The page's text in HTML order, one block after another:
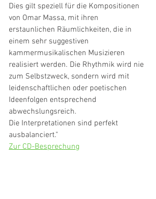
Dies gilt speziell für die Kompositionen
von Omar Massa, mit ihren
erstaunlichen Räumlichkeiten, die in
einem sehr suggestiven
kammermusikalischen Musizieren
realisiert werden. Die Rhythmik wird nie
zum Selbstzweck, sondern wird mit
leidenschaftlichen oder poetischen
Ideenfolgen entsprechend
abwechslungsreich.
Die Interpretationen sind perfekt
ausbalanciert."
Zur CD-Besprechung